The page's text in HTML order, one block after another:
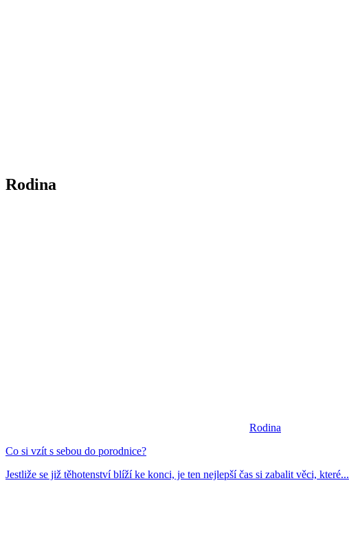
Rodina
Rodina
Co si vzít s sebou do porodnice?
Jestliže se již těhotenství blíží ke konci, je ten nejlepší čas si zabalit věci, které...